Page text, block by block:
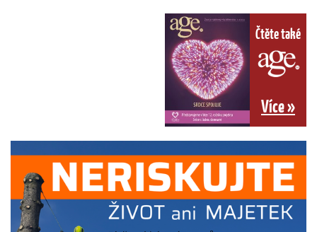
Čtěte také
Více »